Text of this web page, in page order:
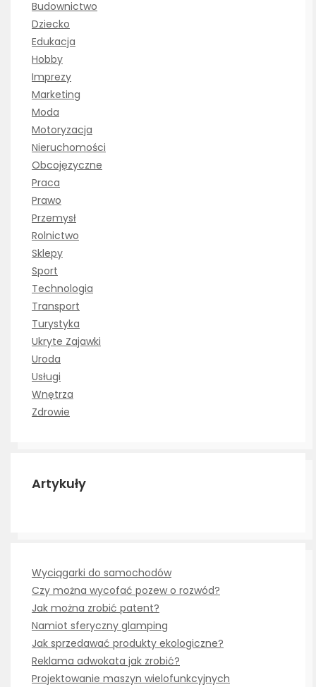
Budownictwo
Dziecko
Edukacja
Hobby
Imprezy
Marketing
Moda
Motoryzacja
Nieruchomości
Obcojęzyczne
Praca
Prawo
Przemysł
Rolnictwo
Sklepy
Sport
Technologia
Transport
Turystyka
Ukryte Zajawki
Uroda
Usługi
Wnętrza
Zdrowie
Artykuły
Wyciągarki do samochodów
Czy można wycofać pozew o rozwód?
Jak można zrobić patent?
Namiot sferyczny glamping
Jak sprzedawać produkty ekologiczne?
Reklama adwokata jak zrobić?
Projektowanie maszyn wielofunkcyjnych